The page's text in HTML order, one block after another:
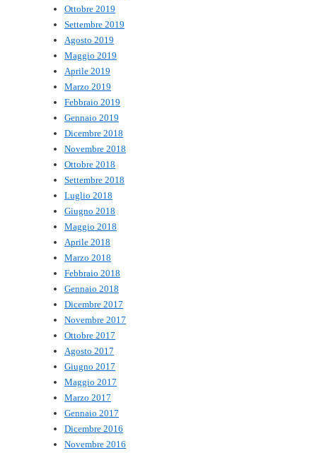
Ottobre 2019
Settembre 2019
Agosto 2019
Maggio 2019
Aprile 2019
Marzo 2019
Febbraio 2019
Gennaio 2019
Dicembre 2018
Novembre 2018
Ottobre 2018
Settembre 2018
Luglio 2018
Giugno 2018
Maggio 2018
Aprile 2018
Marzo 2018
Febbraio 2018
Gennaio 2018
Dicembre 2017
Novembre 2017
Ottobre 2017
Agosto 2017
Giugno 2017
Maggio 2017
Marzo 2017
Gennaio 2017
Dicembre 2016
Novembre 2016